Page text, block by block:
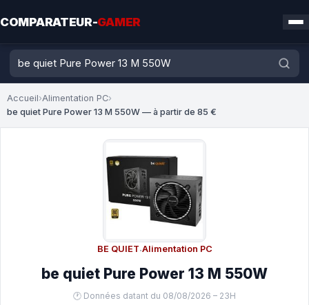
COMPARATEUR-GAMER
Accueil›Alimentation PC›
be quiet Pure Power 13 M 550W — à partir de 85 €
BE QUIET·Alimentation PC
be quiet Pure Power 13 M 550W
🕐 Données datant du 08/08/2026 – 23H